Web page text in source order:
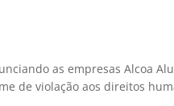
as empresas Alcoa
de violação aos direitos